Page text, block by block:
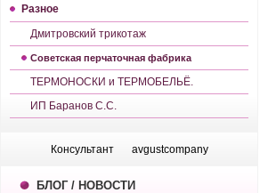
Разное
Дмитровский трикотаж
Советская перчаточная фабрика
ТЕРМОНОСКИ и ТЕРМОБЕЛЬЁ.
ИП Баранов С.С.
Консультант avgustcompany
БЛОГ / НОВОСТИ